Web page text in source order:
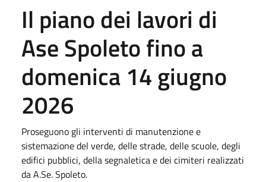
Il piano dei lavori di
Ase Spoleto fino a
domenica 14 giugno
2026
Proseguono gli interventi di manutenzione e
sistemazione del verde, delle strade, delle scuole, degli
edifici pubblici, della segnaletica e dei cimiteri realizzati
da A.Se. Spoleto.